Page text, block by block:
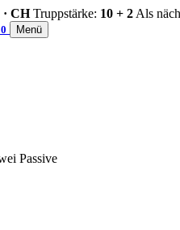
· CH Truppstärke: 10 + 2 Als
Menü
Passive